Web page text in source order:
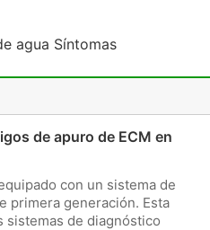
agua Síntomas
de apuro de ECM en
con un sistema de
primera generación. Esta
de diagnóstico